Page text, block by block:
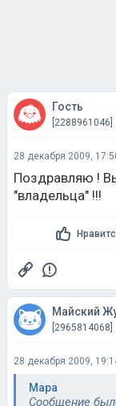
Гость
[2288961046]
28 декабря 2009,
Поздравляю !
"владельца" !!!
Майский
[2965814068]
28 декабря 2009,
Мара
Сообщение